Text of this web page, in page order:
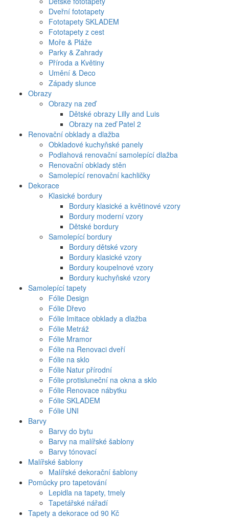
Dveřní fototapety
Fototapety SKLADEM
Fototapety z cest
Moře & Pláže
Parky & Zahrady
Příroda a Květiny
Umění & Deco
Západy slunce
Obrazy
Obrazy na zeď
Dětské obrazy Lilly and Luis
Obrazy na zeď Patel 2
Renovační obklady a dlažba
Obkladové kuchyňské panely
Podlahová renovační samolepící dlažba
Renovační obklady stěn
Samolepící renovační kachličky
Dekorace
Klasické bordury
Bordury klasické a květinové vzory
Bordury moderní vzory
Dětské bordury
Samolepící bordury
Bordury dětské vzory
Bordury klasické vzory
Bordury koupelnové vzory
Bordury kuchyňské vzory
Samolepící tapety
Fólie Design
Fólie Dřevo
Fólie Imitace obklady a dlažba
Fólie Metráž
Fólie Mramor
Fólie na Renovaci dveří
Fólie na sklo
Fólie Natur přírodní
Fólie protisluneční na okna a sklo
Fólie Renovace nábytku
Fólie SKLADEM
Fólie UNI
Barvy
Barvy do bytu
Barvy na malířské šablony
Barvy tónovací
Malířské šablony
Malířské dekorační šablony
Pomůcky pro tapetování
Lepidla na tapety, tmely
Tapetářské nářadí
Tapety a dekorace od 90 Kč